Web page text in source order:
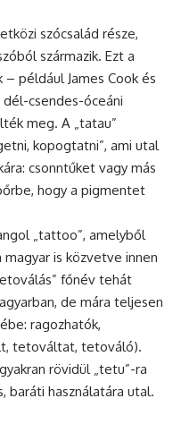
szócsalád része,
származik. Ezt a
például James Cook és
csendes-óceáni
meg. A „tatau”
kopogtatni”, ami utal
csonntűket vagy más
hogy a pigmentet
„tattoo”, amelyből
is közvetve innen
főnév tehát
de mára teljesen
ragozhatók,
tetováltat, tetováló).
rövidül „tetu”-ra
baráti használatára utal.